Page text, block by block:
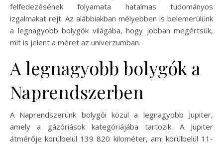
felfedezésének folyamata hatalmas tudományos
izgalmakat rejt. Az alábbiakban mélyebben is belemerülünk
a legnagyobb bolygók világába, hogy jobban megértsük,
mit is jelent a méret az univerzumban.
A legnagyobb bolygók a
Naprendszerben
A Naprendszerünk bolygói közül a legnagyobb Jupiter,
amely a gázóriások kategóriájába tartozik. A Jupiter
átmérője körülbelül 139 820 kilométer, ami körülbelül 11-